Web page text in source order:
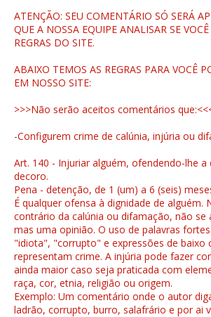
ATENÇÃO: SEU COMENTÁRIO SÓ SERÁ
QUE A NOSSA EQUIPE ANALISAR SE
REGRAS DO SITE.
ABAIXO TEMOS AS REGRAS PARA VOCÊ
EM NOSSO SITE:
>>>Não serão aceitos comentários
-Configurem crime de calúnia, injúria ou
Art. 140 - Injuriar alguém, ofendendo-lhe a
decoro.
Pena - detenção, de 1 (um) a 6 (seis)
É qualquer ofensa à dignidade de alguém.
contrário da calúnia ou difamação, não se
mas uma opinião. O uso de palavras
"idiota", "corrupto" e expressões de baixo
representam crime. A injúria pode fazer
ainda maior caso seja praticada com
raça, cor, etnia, religião ou origem.
Exemplo: Um comentário onde o autor
ladrão, corrupto, burro, salafrário e por ai